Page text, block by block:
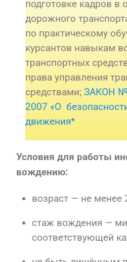
подготовке кадров в
дорожного
по практическому
курсантов навыкам
транспортных
права управления
средствами;ЗАКОН №
2007 «О
движения*
Условия для работы
вождению:
возраст — не менее
стаж вождения —
соответствующей